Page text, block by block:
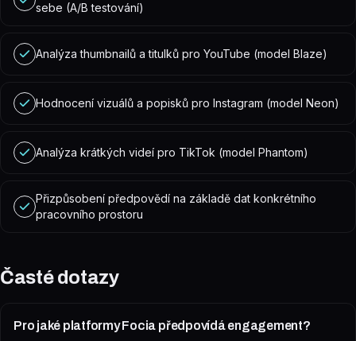
sebe (A/B testování)
Analýza thumbnailů a titulků pro YouTube (model Blaze)
Hodnocení vizuálů a popisků pro Instagram (model Neon)
Analýza krátkých videí pro TikTok (model Phantom)
Přizpůsobení předpovědí na základě dat konkrétního
pracovního prostoru
Časté dotazy
Pro jaké platformy Focia předpovídá engagement?